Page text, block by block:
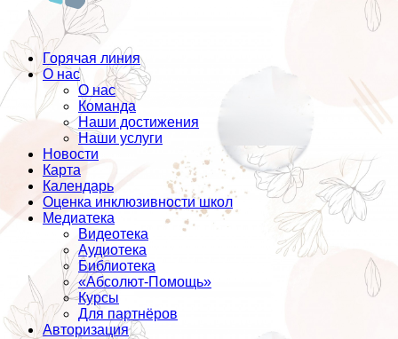
Горячая линия
О нас
О нас
Команда
Наши достижения
Наши услуги
Новости
Карта
Календарь
Оценка инклюзивности школ
Медиатека
Видеотека
Аудиотека
Библиотека
«Абсолют-Помощь»
Курсы
Для партнёров
Авторизация